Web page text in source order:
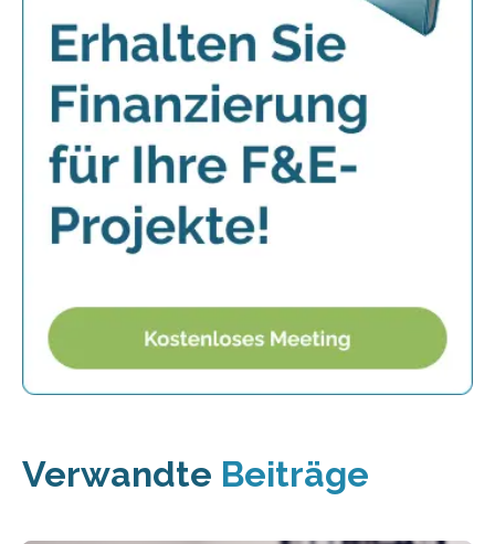
Verwandte Beiträge